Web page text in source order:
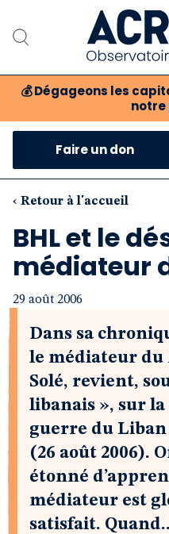
💰 Dégageons les
notre
Notre
Notre
Nos
Faire un don
‹ Retour à l'accueil
BHL et le
médiateur
29 août 2006
Dans sa
le médiateur du
Solé, revient,
libanais », sur
guerre du
(26 août 2006).
étonné
médiateur est
satisfait.